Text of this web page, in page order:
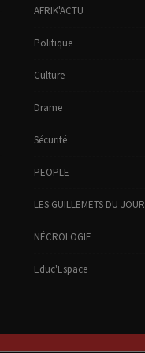
AFRIK'ACTU
Politique
Culture
Drame
Sécurité
PEOPLE
LES GUILLEMETS DU JOUR
NÉCROLOGIE
Educ'Espace